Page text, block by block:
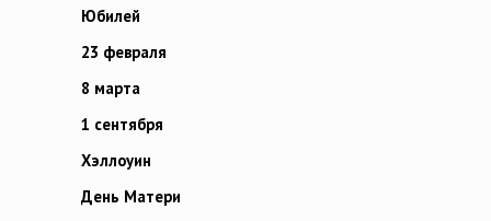
Юбилей
23 февраля
8 марта
1 сентября
Хэллоуин
День Матери